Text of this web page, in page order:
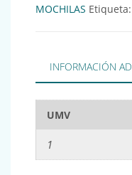
MOCHILAS Etiqueta:
INFORMACIÓN
UMV
1